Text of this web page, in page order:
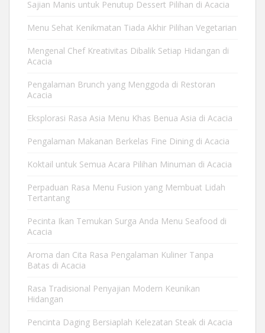
Sajian Manis untuk Penutup Dessert Pilihan di Acacia
Menu Sehat Kenikmatan Tiada Akhir Pilihan Vegetarian
Mengenal Chef Kreativitas Dibalik Setiap Hidangan di
Acacia
Pengalaman Brunch yang Menggoda di Restoran
Acacia
Eksplorasi Rasa Asia Menu Khas Benua Asia di Acacia
Pengalaman Makanan Berkelas Fine Dining di Acacia
Koktail untuk Semua Acara Pilihan Minuman di Acacia
Perpaduan Rasa Menu Fusion yang Membuat Lidah
Tertantang
Pecinta Ikan Temukan Surga Anda Menu Seafood di
Acacia
Aroma dan Cita Rasa Pengalaman Kuliner Tanpa
Batas di Acacia
Rasa Tradisional Penyajian Modern Keunikan
Hidangan
Pencinta Daging Bersiaplah Kelezatan Steak di Acacia